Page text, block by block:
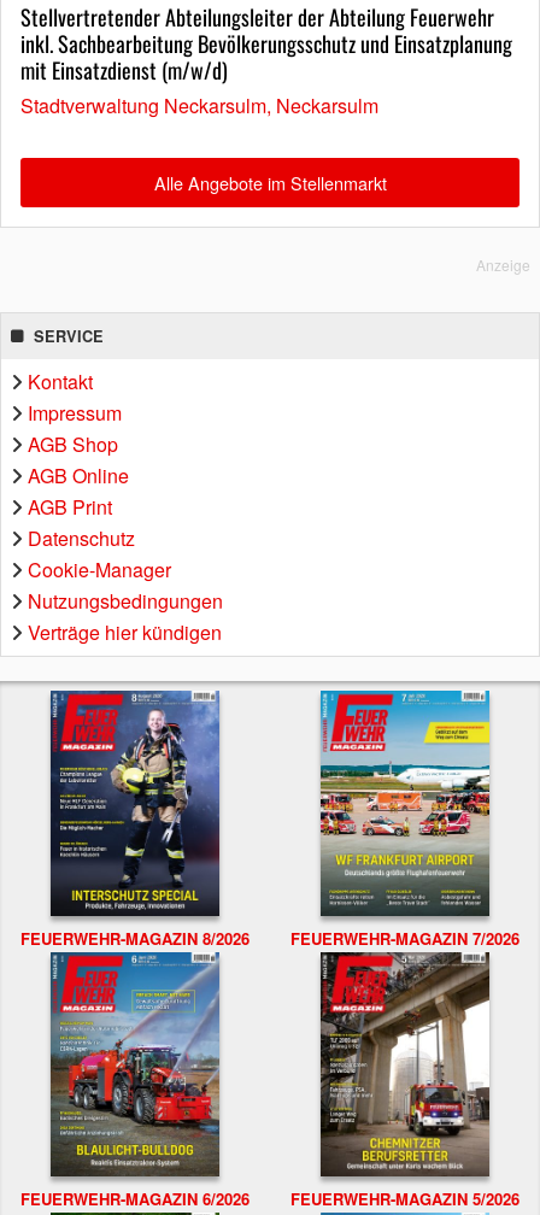
Stellvertretender Abteilungsleiter der Abteilung Feuerwehr
inkl. Sachbearbeitung Bevölkerungsschutz und Einsatzplanung
mit Einsatzdienst (m/w/d)
Stadtverwaltung Neckarsulm, Neckarsulm
Alle Angebote im Stellenmarkt
Anzeige
SERVICE
Kontakt
Impressum
AGB Shop
AGB Online
AGB Print
Datenschutz
Cookie-Manager
Nutzungsbedingungen
Verträge hier kündigen
FEUERWEHR-MAGAZIN 8/2026 FEUERWEHR-MAGAZIN 7/2026
FEUERWEHR-MAGAZIN 6/2026 FEUERWEHR-MAGAZIN 5/2026